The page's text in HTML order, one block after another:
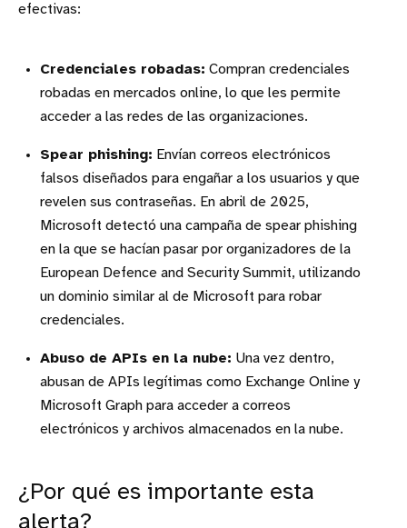
efectivas:
Credenciales robadas: Compran credenciales
robadas en mercados online, lo que les permite
acceder a las redes de las organizaciones.
Spear phishing: Envían correos electrónicos
falsos diseñados para engañar a los usuarios y que
revelen sus contraseñas. En abril de 2025,
Microsoft detectó una campaña de spear phishing
en la que se hacían pasar por organizadores de la
European Defence and Security Summit, utilizando
un dominio similar al de Microsoft para robar
credenciales.
Abuso de APIs en la nube: Una vez dentro,
abusan de APIs legítimas como Exchange Online y
Microsoft Graph para acceder a correos
electrónicos y archivos almacenados en la nube.
¿Por qué es importante esta
alerta?